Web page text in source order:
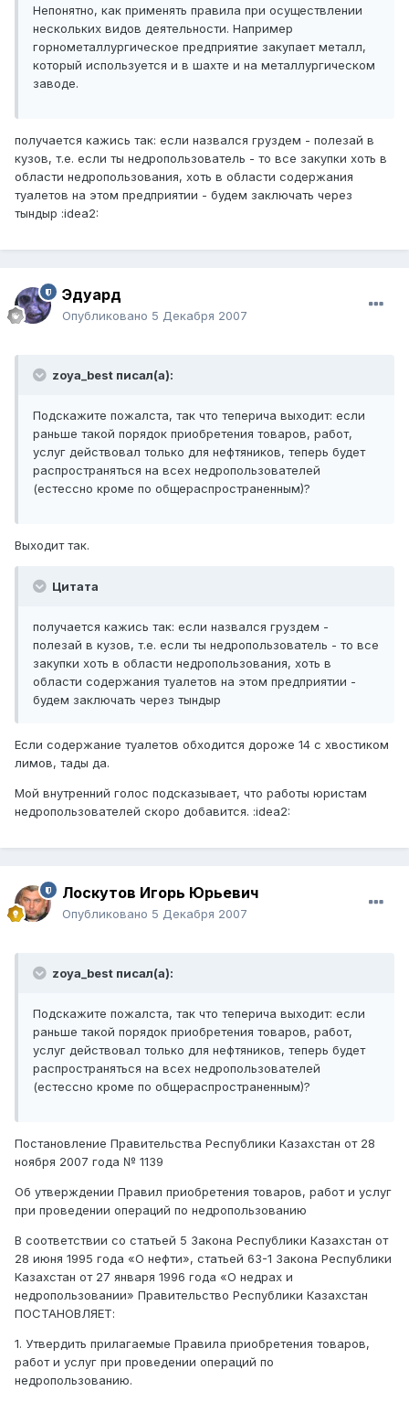
Непонятно, как применять правила при осуществлении
нескольких видов деятельности. Например
горнометаллургическое предприятие закупает металл,
который используется и в шахте и на металлургическом
заводе.
получается кажись так: если назвался груздем - полезай в
кузов, т.е. если ты недропользователь - то все закупки хоть в
области недропользования, хоть в области содержания
туалетов на этом предприятии - будем заключать через
тындыр :idea2:
Эдуард
Опубликовано 5 Декабря 2007
zoya_best писал(а):
Подскажите пожалста, так что теперича выходит: если
раньше такой порядок приобретения товаров, работ,
услуг действовал только для нефтяников, теперь будет
распространяться на всех недропользователей
(естессно кроме по общераспространенным)?
Выходит так.
Цитата
получается кажись так: если назвался груздем -
полезай в кузов, т.е. если ты недропользователь - то все
закупки хоть в области недропользования, хоть в
области содержания туалетов на этом предприятии -
будем заключать через тындыр
Если содержание туалетов обходится дороже 14 с хвостиком
лимов, тады да.
Мой внутренний голос подсказывает, что работы юристам
недропользователей скоро добавится. :idea2:
Лоскутов Игорь Юрьевич
Опубликовано 5 Декабря 2007
zoya_best писал(а):
Подскажите пожалста, так что теперича выходит: если
раньше такой порядок приобретения товаров, работ,
услуг действовал только для нефтяников, теперь будет
распространяться на всех недропользователей
(естессно кроме по общераспространенным)?
Постановление Правительства Республики Казахстан от 28
ноября 2007 года № 1139
Об утверждении Правил приобретения товаров, работ и услуг
при проведении операций по недропользованию
В соответствии со статьей 5 Закона Республики Казахстан от
28 июня 1995 года «О нефти», статьей 63-1 Закона Республики
Казахстан от 27 января 1996 года «О недрах и
недропользовании» Правительство Республики Казахстан
ПОСТАНОВЛЯЕТ:
1. Утвердить прилагаемые Правила приобретения товаров,
работ и услуг при проведении операций по
недропользованию.